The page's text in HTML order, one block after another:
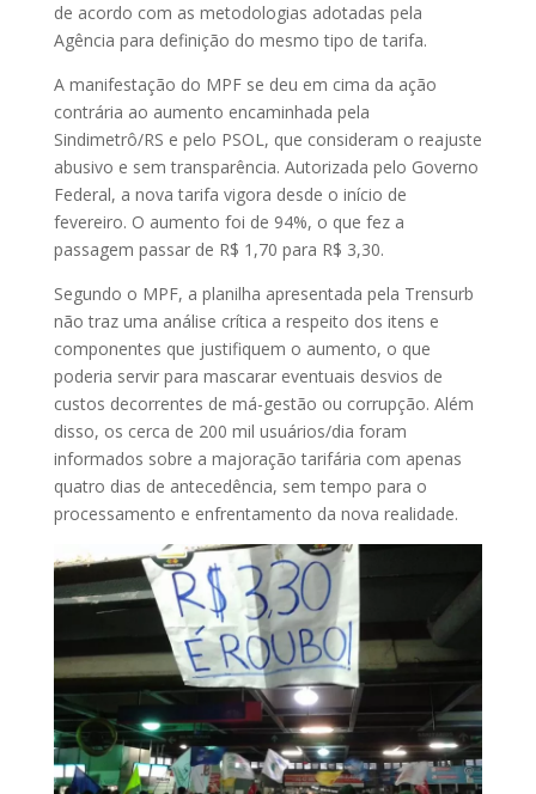
de acordo com as metodologias adotadas pela
Agência para definição do mesmo tipo de tarifa.
A manifestação do MPF se deu em cima da ação
contrária ao aumento encaminhada pela
Sindimetrô/RS e pelo PSOL, que consideram o reajuste
abusivo e sem transparência. Autorizada pelo Governo
Federal, a nova tarifa vigora desde o início de
fevereiro. O aumento foi de 94%, o que fez a
passagem passar de R$ 1,70 para R$ 3,30.
Segundo o MPF, a planilha apresentada pela Trensurb
não traz uma análise crítica a respeito dos itens e
componentes que justifiquem o aumento, o que
poderia servir para mascarar eventuais desvios de
custos decorrentes de má-gestão ou corrupção. Além
disso, os cerca de 200 mil usuários/dia foram
informados sobre a majoração tarifária com apenas
quatro dias de antecedência, sem tempo para o
processamento e enfrentamento da nova realidade.